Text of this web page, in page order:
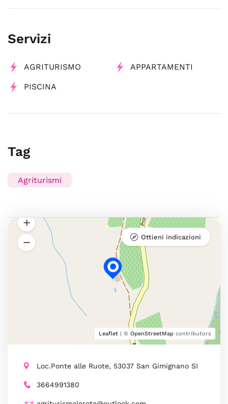
Servizi
AGRITURISMO APPARTAMENTI
PISCINA
Tag
Agriturismi
Leaflet | © OpenStreetMap contributors
Ottieni indicazioni
Loc.Ponte alle Ruote, 53037 San Gimignano SI
3664991380